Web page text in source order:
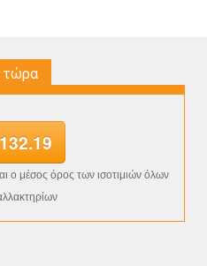
τώρα
ο μέσος όρος των ισοτιμιών όλων